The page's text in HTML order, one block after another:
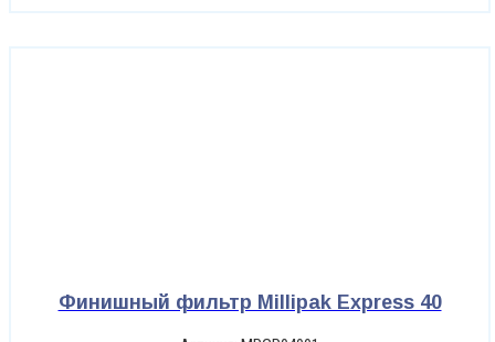
Финишный фильтр Millipak Express 40